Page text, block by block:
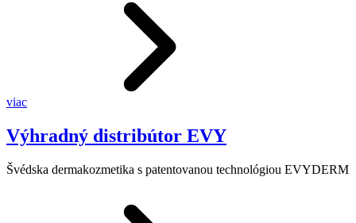
viac
Výhradný distribútor EVY
Švédska dermakozmetika s patentovanou technológiou EVYDERM